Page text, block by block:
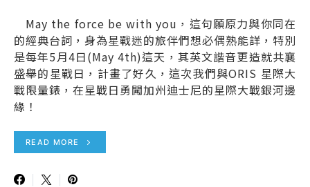
May the force be with you，這句願原力與你同在
的經典台詞，身為星戰迷的旅伴們想必偶熟能詳，特別
是每年5月4日(May 4th)這天，其英文諧音更造就共襄
盛舉的星戰日，計畫了好久，這次我們與ORIS 星際大
戰限量錶，在星戰日勇闖加州迪士尼的星際大戰銀河邊
緣！
READ MORE